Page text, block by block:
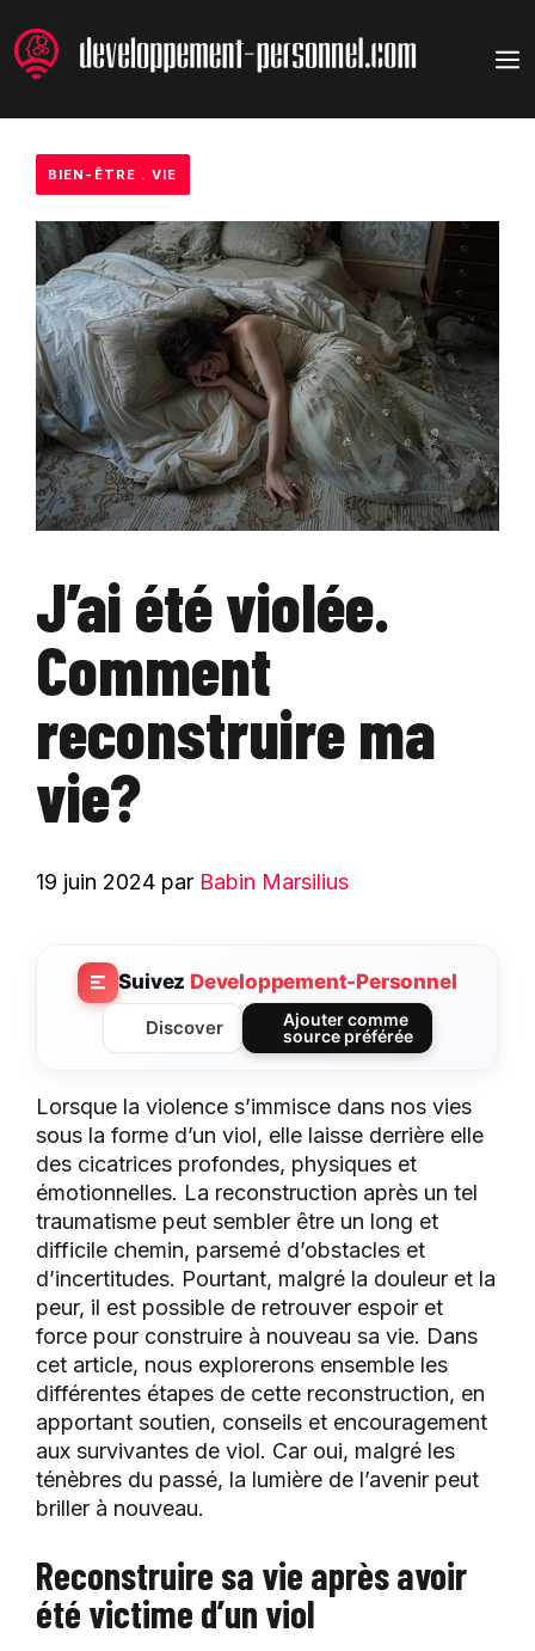
au
contenu
BIEN-ÊTRE .VIE
J’ai été violée.
Comment
reconstruire ma
vie?
19 juin 2024 par Babin Marsilius
Suivez Developpement-Personnel
Discover
Ajouter comme
source préférée
Lorsque la violence s’immisce dans nos vies
sous la forme d’un viol, elle laisse derrière elle
des cicatrices profondes, physiques et
émotionnelles. La reconstruction après un tel
traumatisme peut sembler être un long et
difficile chemin, parsemé d’obstacles et
d’incertitudes. Pourtant, malgré la douleur et la
peur, il est possible de retrouver espoir et
force pour construire à nouveau sa vie. Dans
cet article, nous explorerons ensemble les
différentes étapes de cette reconstruction, en
apportant soutien, conseils et encouragement
aux survivantes de viol. Car oui, malgré les
ténèbres du passé, la lumière de l’avenir peut
briller à nouveau.
Reconstruire sa vie après avoir
été victime d’un viol